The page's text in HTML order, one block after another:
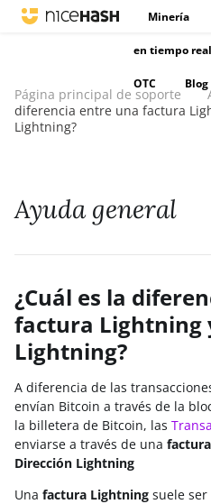
Minería
en tiempo real
OTC Blog
Página principal de soporte
diferencia entre una factura
Lightning?
Ayuda general
¿Cuál es la
factura Lightning
Lightning?
A diferencia de las
envían Bitcoin a través de la
la billetera de Bitcoin, las
enviarse a través de una
Dirección Lightning
Una factura Lightning suele